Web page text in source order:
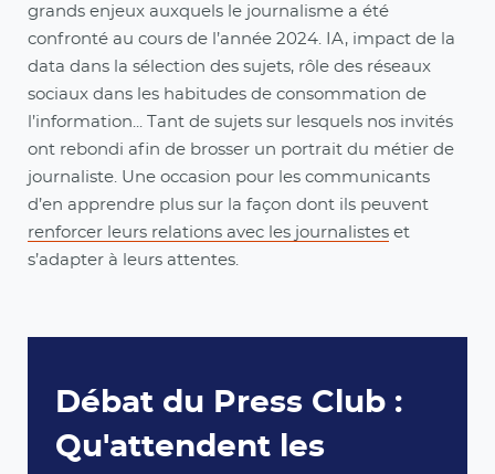
grands enjeux auxquels le journalisme a été
confronté au cours de l’année 2024. IA, impact de la
data dans la sélection des sujets, rôle des réseaux
sociaux dans les habitudes de consommation de
l’information... Tant de sujets sur lesquels nos invités
ont rebondi afin de brosser un portrait du métier de
journaliste. Une occasion pour les communicants
d’en apprendre plus sur la façon dont ils peuvent
renforcer leurs relations avec les journalistes et
s’adapter à leurs attentes.
Débat du Press Club :
Qu'attendent les